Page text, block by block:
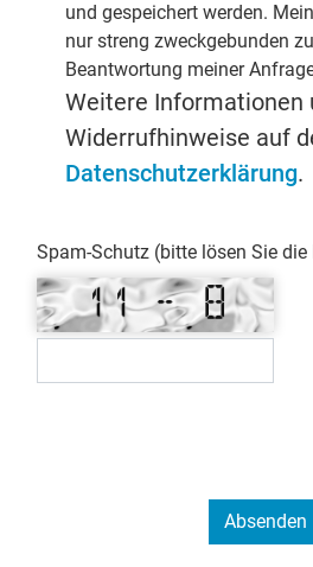
und gespeichert werden.
nur streng zweckgebunden
Beantwortung meiner
Weitere Informationen
Widerrufhinweise auf
Datenschutzerklärung.
Spam-Schutz (bitte lösen Sie